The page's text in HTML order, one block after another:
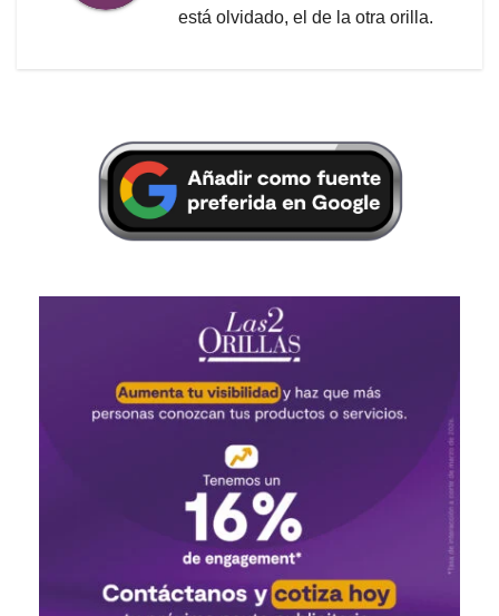
está olvidado, el de la otra orilla.